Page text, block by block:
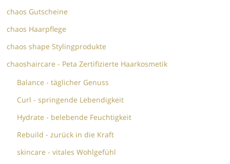
chaos Gutscheine
chaos Haarpflege
chaos shape Stylingprodukte
chaoshaircare - Peta Zertifizierte Haarkosmetik
Balance - täglicher Genuss
Curl - springende Lebendigkeit
Hydrate - belebende Feuchtigkeit
Rebuild - zurück in die Kraft
skincare - vitales Wohlgefühl